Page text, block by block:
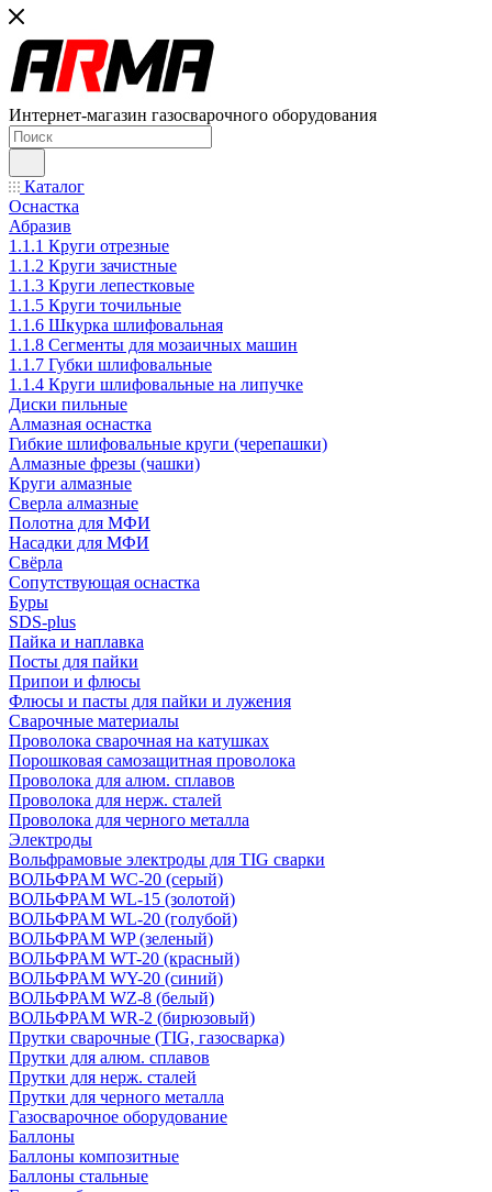
Интернет-магазин газосварочного оборудования
Каталог
Оснастка
Абразив
1.1.1 Круги отрезные
1.1.2 Круги зачистные
1.1.3 Круги лепестковые
1.1.5 Круги точильные
1.1.6 Шкурка шлифовальная
1.1.8 Сегменты для мозаичных машин
1.1.7 Губки шлифовальные
1.1.4 Круги шлифовальные на липучке
Диски пильные
Алмазная оснастка
Гибкие шлифовальные круги (черепашки)
Алмазные фрезы (чашки)
Круги алмазные
Сверла алмазные
Полотна для МФИ
Насадки для МФИ
Свёрла
Сопутствующая оснастка
Буры
SDS-plus
Пайка и наплавка
Посты для пайки
Припои и флюсы
Флюсы и пасты для пайки и лужения
Сварочные материалы
Проволока сварочная на катушках
Порошковая самозащитная проволока
Проволока для алюм. сплавов
Проволока для нерж. сталей
Проволока для черного металла
Электроды
Вольфрамовые электроды для TIG сварки
ВОЛЬФРАМ WC-20 (серый)
ВОЛЬФРАМ WL-15 (золотой)
ВОЛЬФРАМ WL-20 (голубой)
ВОЛЬФРАМ WP (зеленый)
ВОЛЬФРАМ WT-20 (красный)
ВОЛЬФРАМ WY-20 (синий)
ВОЛЬФРАМ WZ-8 (белый)
ВОЛЬФРАМ WR-2 (бирюзовый)
Прутки сварочные (TIG, газосварка)
Прутки для алюм. сплавов
Прутки для нерж. сталей
Прутки для черного металла
Газосварочное оборудование
Баллоны
Баллоны композитные
Баллоны стальные